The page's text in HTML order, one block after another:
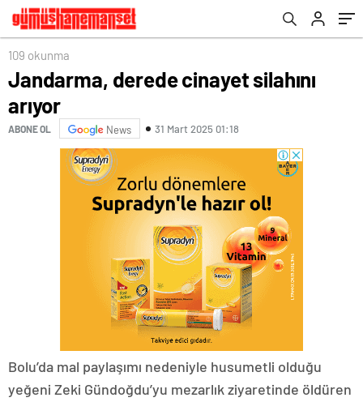
109 okunma
Jandarma, derede cinayet silahını
arıyor
ABONE OL News 31 Mart 2025 01:18
Bolu’da mal paylaşımı nedeniyle husumetli olduğu
yeğeni Zeki Gündoğdu’yu mezarlık ziyaretinde öldüren